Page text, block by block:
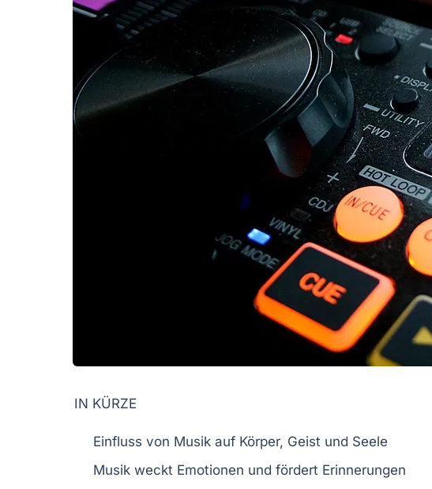
IN KÜRZE
Einfluss von Musik auf Körper, Geist und Seele
Musik weckt Emotionen und fördert Erinnerungen